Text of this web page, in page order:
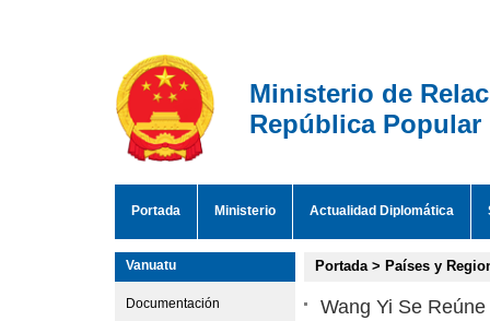
Ministerio de
República Popular
Portada Ministerio Actualidad Diplomática
Vanuatu
Documentación
Portada> Países y
Wang Yi Se